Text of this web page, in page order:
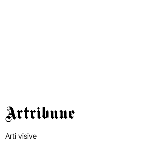
Artribune
Arti visive